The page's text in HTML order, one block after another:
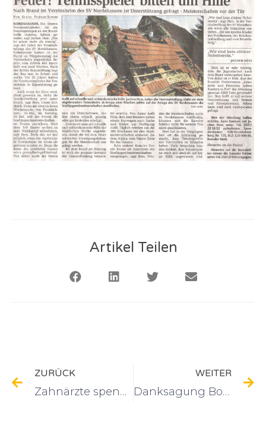
Artikel Teilen
ZURÜCK
Zahnärzte spenden für neue Spieloase
WEITER
Danksagung Bogey Golfer